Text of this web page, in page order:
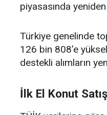
piyasasında
Türkiye genelinde
126 bin 808’e
destekli alımların
İlk El Konut